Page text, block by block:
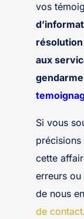
vos
aux
Si vous
cette
erreurs
de nous
de contact